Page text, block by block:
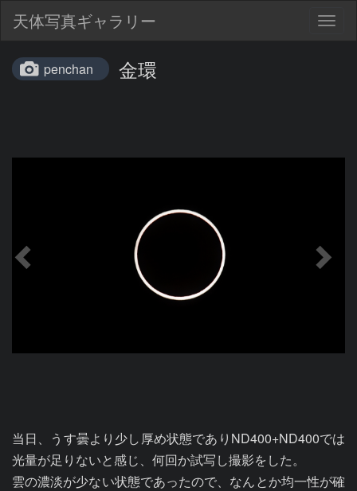
天体写真ギャラリー
penchan 金環
当日、うす曇より少し厚め状態でありND400+ND400では
光量が足りないと感じ、何回か試写し撮影をした。
雲の濃淡が少ない状態であったので、なんとか均一性が確